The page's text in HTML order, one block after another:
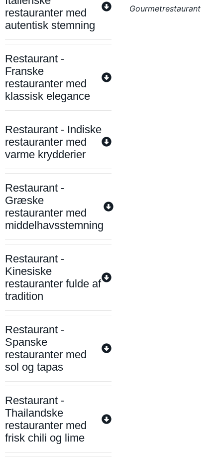
restauranter med
autentisk stemning
Restaurant -
Franske
restauranter med
klassisk elegance
Restaurant - Indiske
restauranter med
varme krydderier
Restaurant -
Græske
restauranter med
middelhavsstemning
Restaurant -
Kinesiske
restauranter fulde af
tradition
Restaurant -
Spanske
restauranter med
sol og tapas
Restaurant -
Thailandske
restauranter med
frisk chili og lime
Gourmetrestaurant